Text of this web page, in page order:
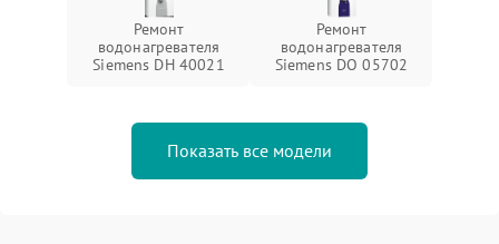
Ремонт
водонагревателя
Siemens DH 40021
Ремонт
водонагревателя
Siemens DO 05702
Показать все модели